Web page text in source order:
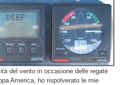
del vento in occasione delle regate
America, ho rispolverato le mie